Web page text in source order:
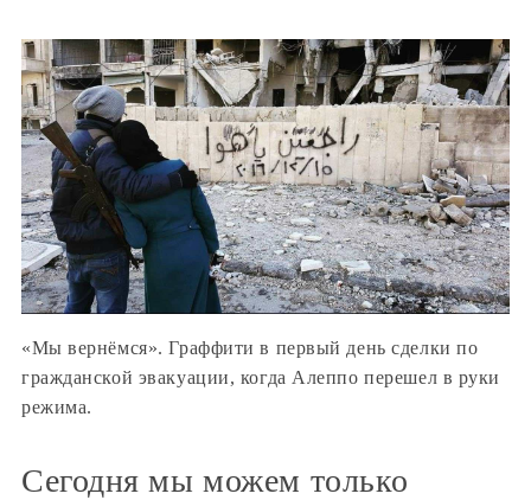
«Мы вернёмся». Граффити в первый день сделки по
гражданской эвакуации, когда Алеппо перешел в руки
режима.
Сегодня мы можем только